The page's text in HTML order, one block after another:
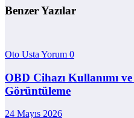
Benzer Yazılar
Oto Usta Yorum 0
OBD Cihazı Kullanımı
Görüntüleme
24 Mayıs 2026